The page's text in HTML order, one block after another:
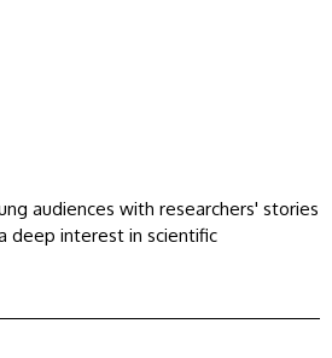
audiences with researchers' stories
deep interest in scientific